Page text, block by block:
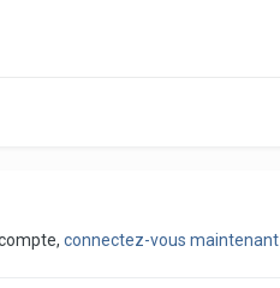
connectez-vous maintenant